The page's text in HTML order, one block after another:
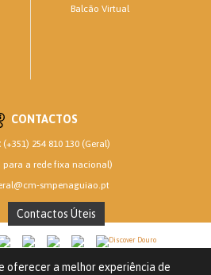
Balcão Virtual
CONTACTOS
(+351) 254 810 130 (Geral)
para a rede fixa nacional)
smpenaguiao.pt
Contactos Úteis
© 2020
oferecer a melhor experiência de